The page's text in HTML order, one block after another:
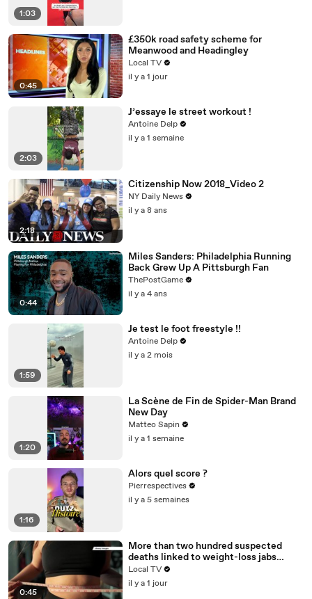
1:03
0:45
£350k road safety scheme for
Meanwood and Headingley
Local TV
il y a 1 jour
2:03
J’essaye le street workout !
Antoine Delp
il y a 1 semaine
2:18
Citizenship Now 2018_Video 2
NY Daily News
il y a 8 ans
0:44
Miles Sanders: Philadelphia Running
Back Grew Up A Pittsburgh Fan
ThePostGame
il y a 4 ans
1:59
Je test le foot freestyle !!
Antoine Delp
il y a 2 mois
1:20
La Scène de Fin de Spider-Man Brand
New Day
Matteo Sapin
il y a 1 semaine
1:16
Alors quel score ?
Pierrespectives
il y a 5 semaines
0:45
More than two hundred suspected
deaths linked to weight-loss jabs
reported to regulator
Local TV
il y a 1 jour